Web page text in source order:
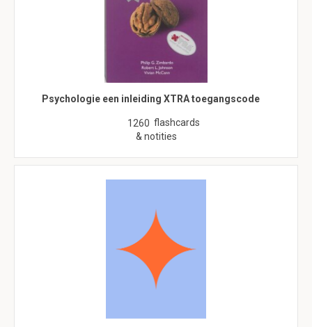
Psychologie een inleiding XTRA toegangscode
1260 flashcards
& notities